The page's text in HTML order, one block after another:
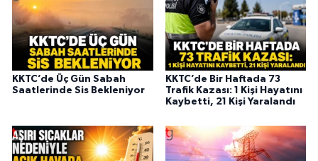
KKTC’de Üç Gün Sabah
Saatlerinde Sis Bekleniyor
KKTC’de Bir Haftada 73
Trafik Kazası: 1 Kişi Hayatını
Kaybetti, 21 Kişi Yaralandı